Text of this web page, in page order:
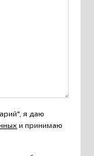
я даю
и принимаю